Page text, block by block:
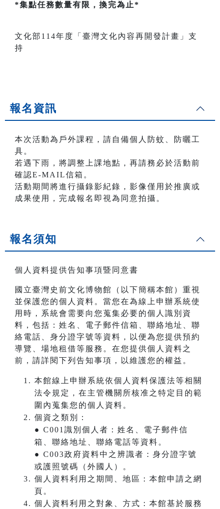
*集點任務數量有限，換完為止*
文化部114年度「臺灣文化內容再開發計畫」支
持
報名資訊
本次活動為戶外課程，請自備個人防蚊、防曬工
具。
若遇下雨，將調整上課地點，再請務必於活動前
確認E-MAIL信箱。
活動期間將進行攝錄影紀錄，影像僅用於推廣或
成果使用，完成報名即視為同意拍攝。
報名須知
個人資料提供告知事項暨同意書
國立臺灣史前文化博物館（以下簡稱本館）重視
並保護您的個人資料。當您在為線上申辦系統使
用時，系統會需要向您蒐集必要的個人識別資
料，包括：姓名、電子郵件信箱、聯絡地址、聯
絡電話、身分證字號等資料，以便為您提供預約
導覽、場地租借等服務。在您提供個人資料之
前，請詳閱下列告知事項，以維護您的權益。
本館線上申辦系統依個人資料保護法等相關
法令規定，在主管機關所核准之特定目的範
圍內蒐集您的個人資料。
個資之類別：
● C001識別個人者：姓名、電子郵件信
箱、聯絡地址、聯絡電話等資料。
● C003政府資料中之辨識者：身分證字號
或護照號碼（外國人）。
個人資料利用之期間、地區：本館申請之網
頁。
個人資料利用之對象、方式：本館基於服務